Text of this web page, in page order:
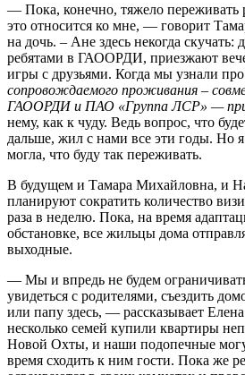
— Пока, конечно, тяжело переживать
это относится ко мне, — говорит
на дочь. – Ане здесь некогда скучать:
ребятами в ГАООРДИ, приезжают
игры с друзьями. Когда мы узнали про
сопровождаемого проживания –
ГАООРДИ и ПАО «Группа ЛСР» —
нему, как к чуду. Ведь вопрос, что
дальше, жил с нами все эти годы. Но я
могла, что буду так переживать.
В будущем и Тамара Михайловна, и
планируют сократить количество
раза в неделю. Пока, на время
обстановке, все жильцы дома
выходные.
— Мы и впредь не будем
увидеться с родителями, съездить
или папу здесь, — рассказывает
несколько семей купили квартиры
Новой Охты, и наши подопечные
время сходить к ним гости. Пока же